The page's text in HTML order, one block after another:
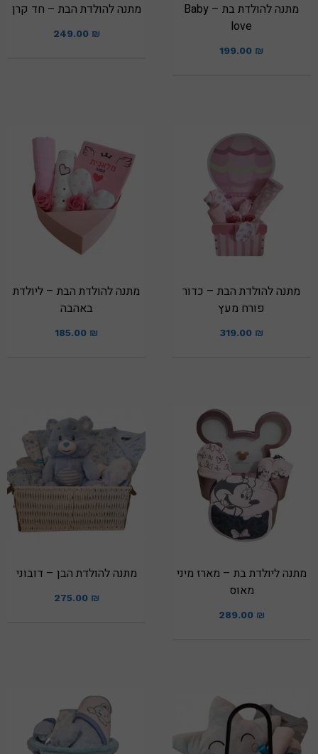
מתנה להולדת בת – Baby
love
199.00 ₪
מתנה להולדת הבת – חד קרן
249.00 ₪
מתנה להולדת הבת – כדור
פורח מעץ
319.00 ₪
מתנה להולדת הבת – ליולדת
באהבה
185.00 ₪
מתנה ליולדת בת – מארז מיני
מאוס
289.00 ₪
מתנה להולדת הבן – דובוני
275.00 ₪